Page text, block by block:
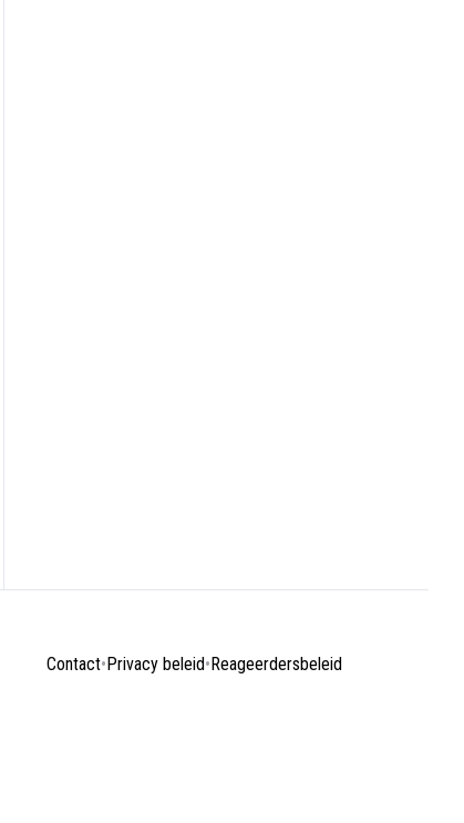
Contact• Privacy beleid• Reageerdersbeleid